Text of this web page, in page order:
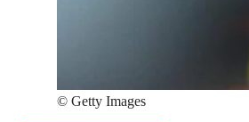
© Getty Images